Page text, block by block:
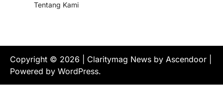
Tentang Kami
Copyright © 2026 | Claritymag News by Ascendoor
Powered by WordPress.